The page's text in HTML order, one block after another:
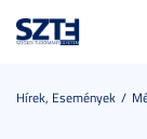
Hírek, Események